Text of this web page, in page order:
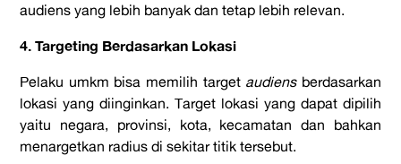
audiens yang lebih banyak dan tetap lebih relevan.
4. Targeting Berdasarkan Lokasi
Pelaku umkm bisa memilih target audiensberdasarkan
lokasi yang diinginkan. Target lokasi yang dapat dipilih
yaitu negara, provinsi, kota, kecamatan dan bahkan
menargetkan radius di sekitar titik tersebut.